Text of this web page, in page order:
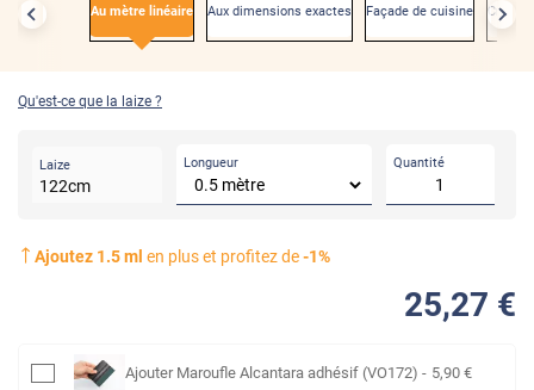
Au mètre linéaire Aux dimensions exactes Façade de cuisine
Qu'est-ce que la laize ?
Laize
122cm
Longueur Quantité
Ajoutez 1.5ml en plus et profitez de-1%
25,27 €
Ajouter Maroufle Alcantara adhésif (VO172) - 5,90 €